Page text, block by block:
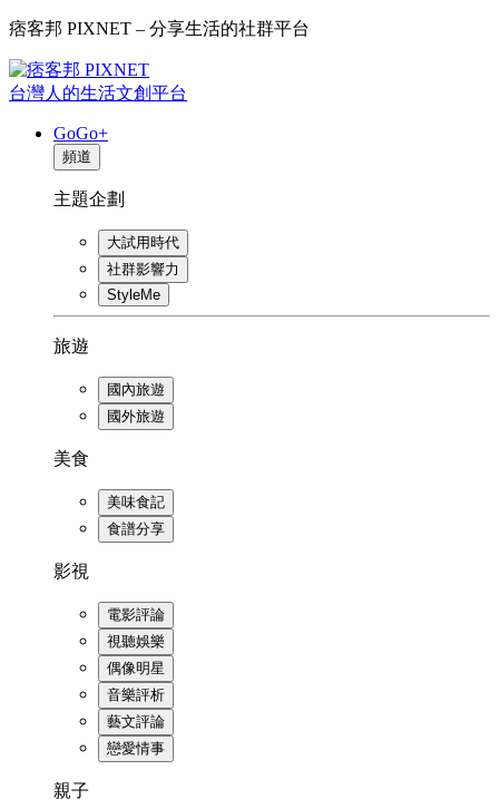
痞客邦 PIXNET – 分享生活的社群平台
台灣人的生活文創平台
GoGo+
頻道
主題企劃
大試用時代
社群影響力
StyleMe
旅遊
國內旅遊
國外旅遊
美食
美味食記
食譜分享
影視
電影評論
視聽娛樂
偶像明星
音樂評析
藝文評論
戀愛情事
親子